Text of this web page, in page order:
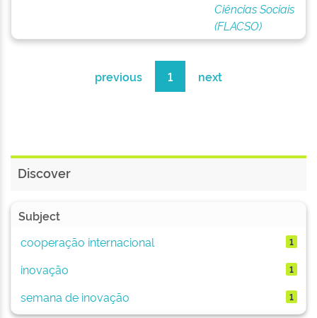
Ciências Sociais
(FLACSO)
previous 1 next
Discover
Subject
cooperação internacional
1
inovação 1
semana de inovação 1